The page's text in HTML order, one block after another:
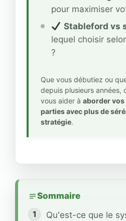
pour maximiser
Stableford vs
lequel choisir
?
Que vous débutiez ou
depuis plusieurs années,
vous aider à aborder
parties avec plus de
stratégie.
Sommaire
Qu'est-ce que le